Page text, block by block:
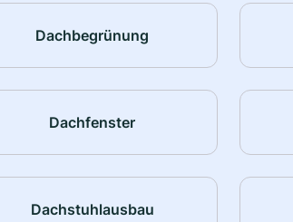
Dachbegrünung
Dachfenster
Dachstuhlausbau